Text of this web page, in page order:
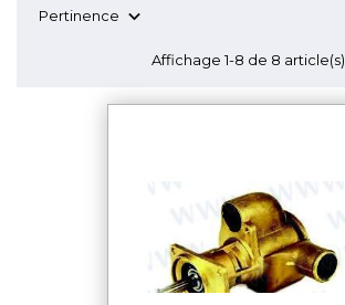
Pertinence 
Affichage 1-8 de 8 article(s)